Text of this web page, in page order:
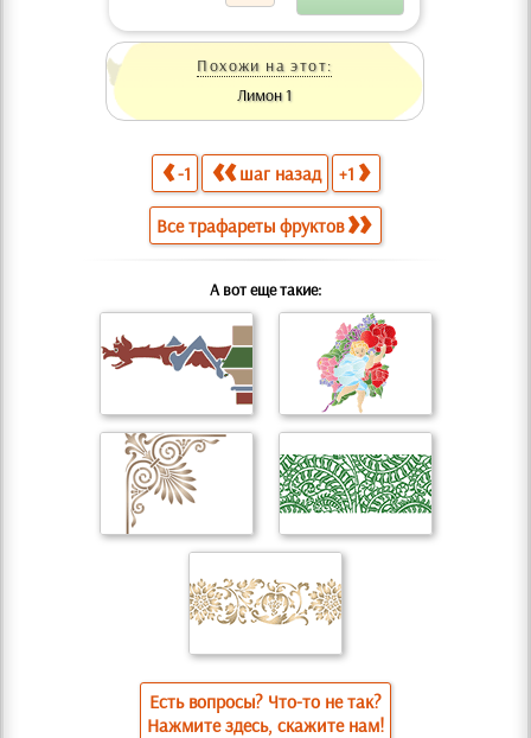
Похожи на этот:
Лимон 1
-1 шаг назад +1
Все трафареты фруктов
А вот еще такие:
Есть вопросы? Что-то не так?
Нажмите здесь, скажите нам!